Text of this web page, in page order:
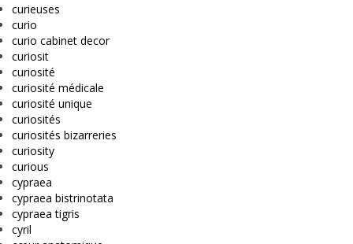
curieuses
curio
curio cabinet decor
curiosit
curiosité
curiosité médicale
curiosité unique
curiosités
curiosités bizarreries
curiosity
curious
cypraea
cypraea bistrinotata
cypraea tigris
cyril